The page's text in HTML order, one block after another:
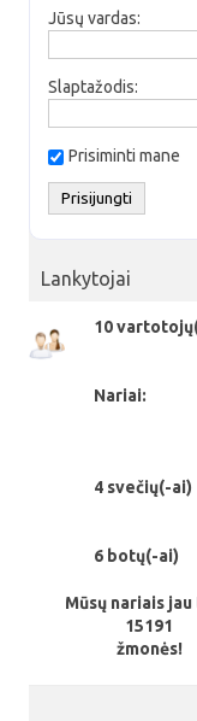
Jūsų vardas:
Slaptažodis:
Prisiminti mane
Lankytojai
10
Nariai:
4 svečių(-ai)
6 botų(-ai)
Mūsų nariais
15191
žmonės!